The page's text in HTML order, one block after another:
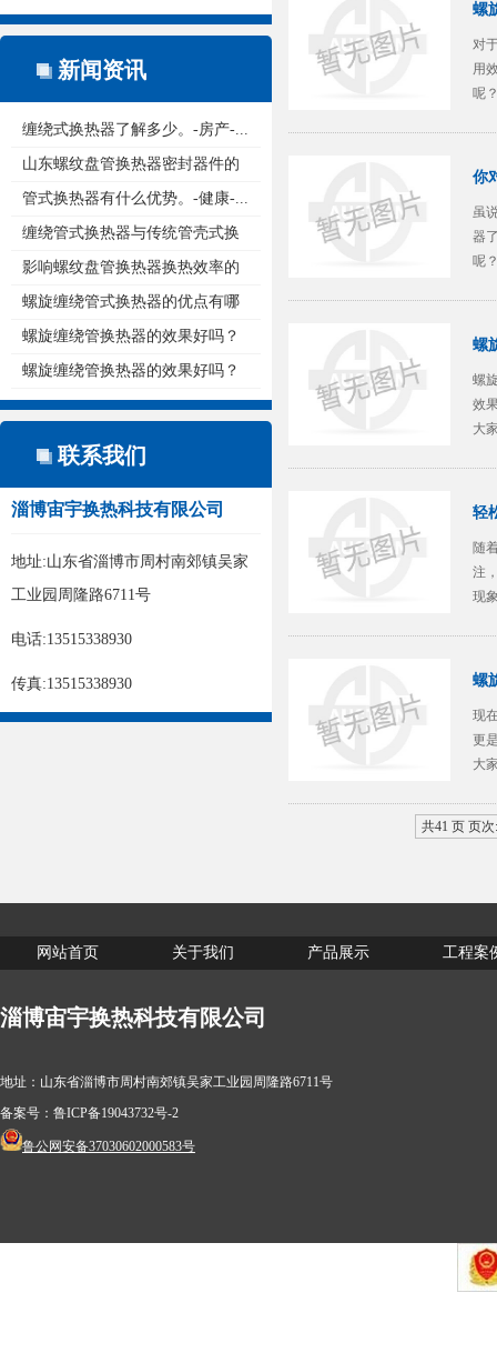
新闻资讯
缠绕式换热器了解多少。-房产-...
山东螺纹盘管换热器密封器件的
重...
管式换热器有什么优势。-健康-...
缠绕管式换热器与传统管壳式换
热...
影响螺纹盘管换热器换热效率的
原...
螺旋缠绕管式换热器的优点有哪
些...
螺旋缠绕管换热器的效果好吗？
螺旋缠绕管换热器的效果好吗？
联系我们
淄博宙宇换热科技有限公司
地址:山东省淄博市周村南郊镇吴家
工业园周隆路6711号
电话:13515338930
传真:13515338930
螺
对
用
呢
你
虽
器
呢
螺
螺
效
大
轻
随
注
现
螺
现
更
大
共41 页 页次
网站首页 关于我们 产品展示 工程案
淄博宙宇换热科技有限公司
地址：山东省淄博市周村南郊镇吴家工业园周隆路6711号
备案号： 鲁ICP备19043732号-2
鲁公网安备37030602000583号